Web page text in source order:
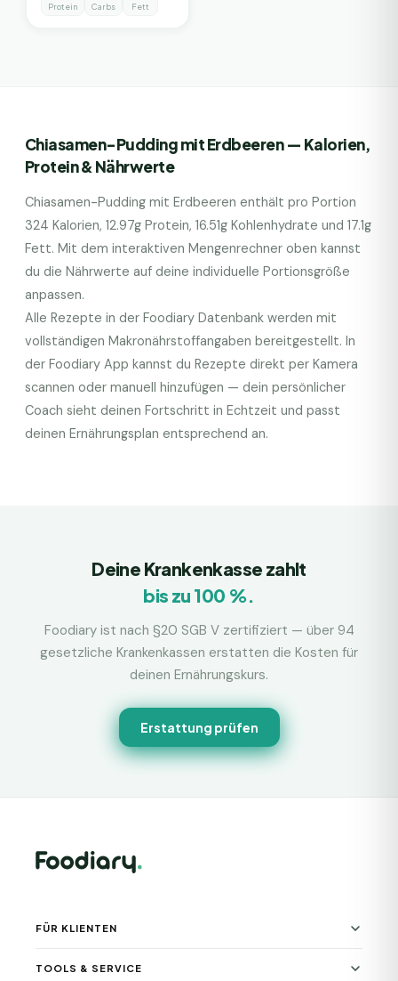
Protein Carbs Fett
Chiasamen-Pudding mit Erdbeeren— Kalorien,
Protein & Nährwerte
Chiasamen-Pudding mit Erdbeeren enthält pro Portion
324 Kalorien, 12.97g Protein, 16.51g Kohlenhydrate und 17.1g
Fett. Mit dem interaktiven Mengenrechner oben kannst
du die Nährwerte auf deine individuelle Portionsgröße
anpassen.
Alle Rezepte in der Foodiary Datenbank werden mit
vollständigen Makronährstoffangaben bereitgestellt. In
der Foodiary App kannst du Rezepte direkt per Kamera
scannen oder manuell hinzufügen — dein persönlicher
Coach sieht deinen Fortschritt in Echtzeit und passt
deinen Ernährungsplan entsprechend an.
Deine Krankenkasse zahlt
bis zu 100 %.
Foodiary ist nach §20 SGB V zertifiziert — über 94
gesetzliche Krankenkassen erstatten die Kosten für
deinen Ernährungskurs.
Erstattung prüfen
FÜR KLIENTEN
TOOLS & SERVICE